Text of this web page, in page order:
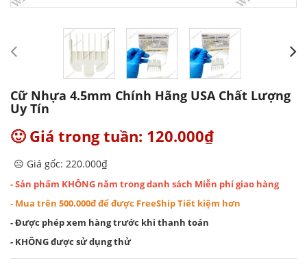
Cữ Nhựa 4.5mm Chính Hãng USA Chất Lượng
Uy Tín
🙂 Giá trong tuần: 120.000₫
☹️ Giá gốc: 220.000₫
- Sản phẩm KHÔNG nằm trong danh sách Miễn phí giao hàng
- Mua trên 500.000đ để được FreeShip Tiết kiệm hơn
- Được phép xem hàng trước khi thanh toán
- KHÔNG được sử dụng thử